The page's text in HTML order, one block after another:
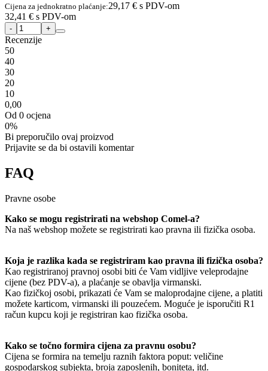
Cijena za jednokratno plaćanje:29,17 € s PDV-om
32,41 € s PDV-om
Recenzije
50
40
30
20
10
0,00
Od 0 ocjena
0%
Bi preporučilo ovaj proizvod
Prijavite se da bi ostavili komentar
FAQ
Pravne osobe
Kako se mogu registrirati na webshop Comel-a?
Na naš webshop možete se registrirati kao pravna ili fizička osoba.
Koja je razlika kada se registriram kao pravna ili fizička osoba?
Kao registriranoj pravnoj osobi biti će Vam vidljive veleprodajne
cijene (bez PDV-a), a plaćanje se obavlja virmanski.
Kao fizičkoj osobi, prikazati će Vam se maloprodajne cijene, a platiti
možete karticom, virmanski ili pouzećem. Moguće je isporučiti R1
račun kupcu koji je registriran kao fizička osoba.
Kako se točno formira cijena za pravnu osobu?
Cijena se formira na temelju raznih faktora poput: veličine
gospodarskog subjekta, broja zaposlenih, boniteta, itd.